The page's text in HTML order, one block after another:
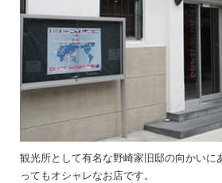
観光所として有名な野崎家旧邸の向かい
ってもオシャレなお店です。